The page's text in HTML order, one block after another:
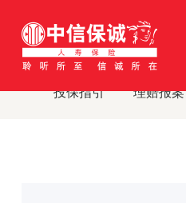
首页 · 客户服务 ·
投保指引 理赔报案